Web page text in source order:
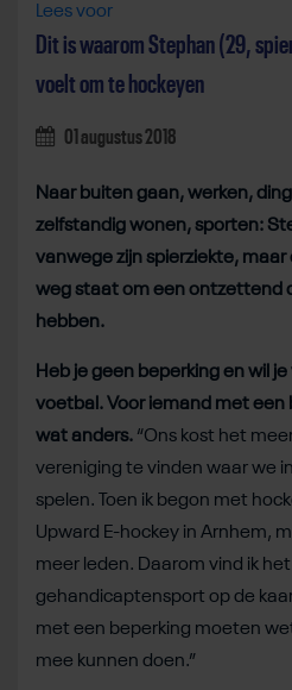
Lees voor
Dit is waarom Stephan (29,
voelt om te hockeyen
01 augustus 2018
Naar buiten gaan, werken,
zelfstandig wonen, sporten:
vanwege zijn spierziekte, maar
weg staat om een ontzettend
hebben.
Heb je geen beperking en wil
voetbal. Voor iemand met een
wat anders. “Ons kost het
vereniging te vinden waar we
spelen. Toen ik begon met
Upward E-hockey in Arnhem,
meer leden. Daarom vind ik
gehandicaptensport op de
met een beperking moeten
mee kunnen doen.”